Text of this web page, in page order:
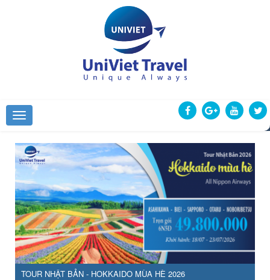
TOUR NHẬT BẢN - HOKKAIDO MÙA HÈ 2026